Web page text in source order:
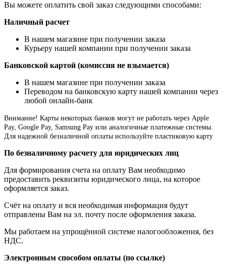
Вы можете оплатить свой заказ следующими способами:
Наличный расчет
В нашем магазине при получении заказа
Курьеру нашей компании при получении заказа
Банковской картой (комиссия не взымается)
В нашем магазине при получении заказа
Переводом на банковскую карту нашей компании через
любой онлайн-банк
Внимание! Карты некоторых банков могут не работать через Apple
Pay, Google Pay, Samsung Pay или аналогичные платежные системы.
Для надежной безналичной оплаты используйте пластиковую карту
По безналичному расчету для юридических лиц
Для формирования счета на оплату Вам необходимо
предоставить реквизиты юридического лица, на которое
оформляется заказ.
Счёт на оплату и вся необходимая информация будут
отправлены Вам на эл. почту после оформления заказа.
Мы работаем на упрощённой системе налогообложения, без
НДС.
Электронным способом оплаты (по ссылке)